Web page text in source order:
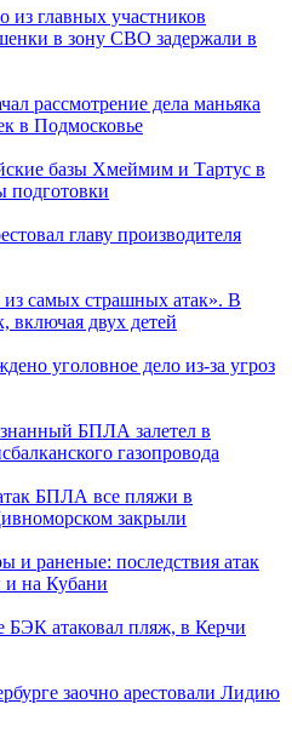
из главных участников
в зону СВО задержали в
рассмотрение дела маньяка
в Подмосковье
базы Хмеймим и Тартус в
подготовки
главу производителя
самых страшных атак». В
включая двух детей
уголовное дело из-за угроз
БПЛА залетел в
газопровода
БПЛА все пляжи в
закрыли
и раненые: последствия атак
и на Кубани
БЭК атаковал пляж, в Керчи
заочно арестовали Лидию